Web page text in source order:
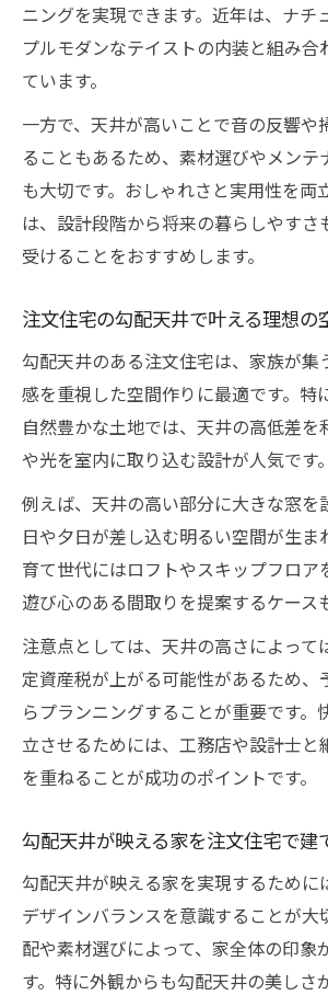
ニングを実現できます。近年は、ナチ
プルモダンなテイストの内装と組み合
ています。
一方で、天井が高いことで音の反響や
ることもあるため、素材選びやメンテ
も大切です。おしゃれさと実用性を両
は、設計段階から将来の暮らしやすさ
受けることをおすすめします。
注文住宅の勾配天井で叶える理想の
勾配天井のある注文住宅は、家族が集
感を重視した空間作りに最適です。特
自然豊かな土地では、天井の高低差を
や光を室内に取り込む設計が人気です。
例えば、天井の高い部分に大きな窓を
日や夕日が差し込む明るい空間が生ま
育て世代にはロフトやスキップフロア
遊び心のある間取りを提案するケース
注意点としては、天井の高さによって
定資産税が上がる可能性があるため、
らプランニングすることが重要です。
立させるためには、工務店や設計士と
を重ねることが成功のポイントです。
勾配天井が映える家を注文住宅で建
勾配天井が映える家を実現するために
デザインバランスを意識することが大
配や素材選びによって、家全体の印象
す。特に外観からも勾配天井の美しさ